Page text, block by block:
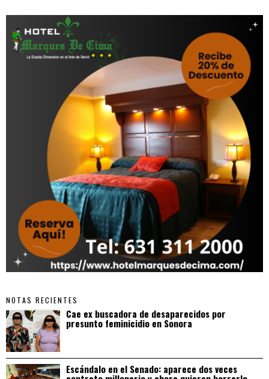
NOTAS RECIENTES
Cae ex buscadora de desaparecidos por
presunto feminicidio en Sonora
Escándalo en el Senado: aparece dos veces